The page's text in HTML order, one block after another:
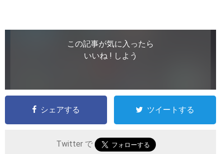
この記事が気に入ったら
いいね ! しよう
シェアする ツイートする
Twitter で